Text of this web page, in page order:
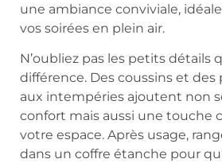
une ambiance conviviale,
vos soirées en plein air.
N’oubliez pas les petits détails
différence. Des coussins et des
aux intempéries ajoutent non
confort mais aussi une touche
votre espace. Après usage,
dans un coffre étanche pour